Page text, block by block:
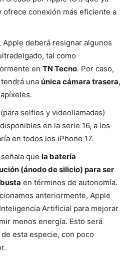
ofrece conexión más eficiente a
Apple deberá resignar algunos
tal como
en TN Tecno. Por caso,
una única cámara trasera,
selfies y videollamadas)
en la serie 16, a los
en todos los iPhone 17.
señala que la batería
(ánodo de silicio) para ser
en términos de autonomía.
anteriormente, Apple
Artificial para mejorar
menos energía. Esto será
esta especie, con poco